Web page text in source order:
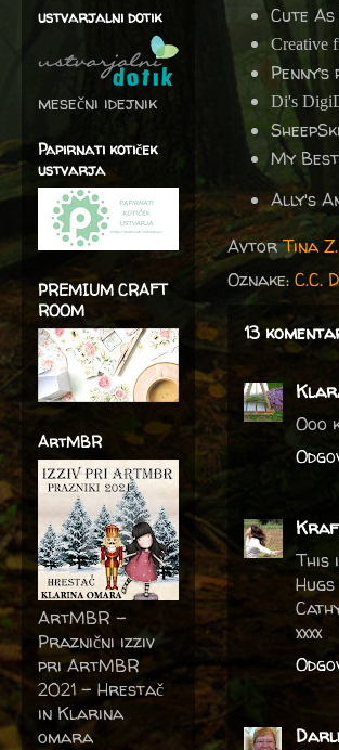
Cute
Creative
Di's
My
Ally's
AvtorTina Z.
Oznake: C.C.
13
Ooo
This
Hugs
xxxx
ustvarjalni dotik
mesečni idejnik
Papirnati kotiček
ustvarja
PREMIUM CRAFT
ROOM
ArtMBR
ArtMBR -
Praznični izziv
pri ArtMBR
2021 – Hrestač
in Klarina
omara